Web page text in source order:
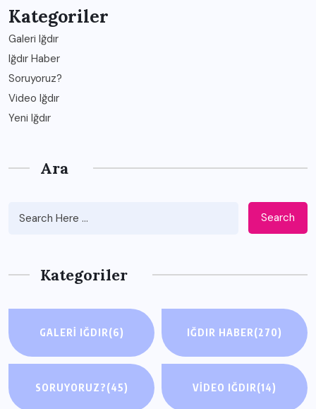
Kategoriler
Galeri Iğdır
Iğdır Haber
Soruyoruz?
Video Iğdır
Yeni Iğdır
Ara
Search
Kategoriler
GALERI IĞDIR(6) IĞDIR HABER(270)
SORUYORUZ?(45) VIDEO IĞDIR(14)